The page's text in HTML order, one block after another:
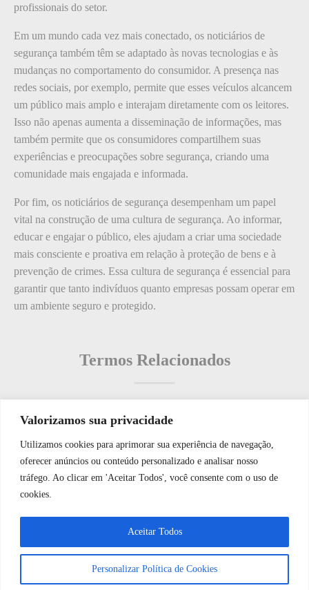
Valorizamos sua privacidade
Utilizamos cookies para aprimorar sua experiência de navegação,
oferecer anúncios ou conteúdo personalizado e analisar nosso
tráfego. Ao clicar em 'Aceitar Todos', você consente com o uso de
cookies.
Personalizar Política de Cookies
Aceitar Todos
profissionais do setor.
Em um mundo cada vez mais conectado, os noticiários de
segurança também têm se adaptado às novas tecnologias e às
mudanças no comportamento do consumidor. A presença nas
redes sociais, por exemplo, permite que esses veículos alcancem
um público mais amplo e interajam diretamente com os leitores.
Isso não apenas aumenta a disseminação de informações, mas
também permite que os consumidores compartilhem suas
experiências e preocupações sobre segurança, criando uma
comunidade mais engajada e informada.
Por fim, os noticiários de segurança desempenham um papel
vital na construção de uma cultura de segurança. Ao informar,
educar e engajar o público, eles ajudam a criar uma sociedade
mais consciente e proativa em relação à proteção de bens e à
prevenção de crimes. Essa cultura de segurança é essencial para
garantir que tanto indivíduos quanto empresas possam operar em
um ambiente seguro e protegido.
Termos Relacionados
Termos populares
O que é: Tabela de Chaves e Controles de Acesso?
O que é: Equipamento de Detecção de Intrusão
O que é: acessórios de segurança
O que é: plantas de segurança
WhatsApp JF Tech
Vamos conversar e descobrir como
podemos ajudá-lo hoje?